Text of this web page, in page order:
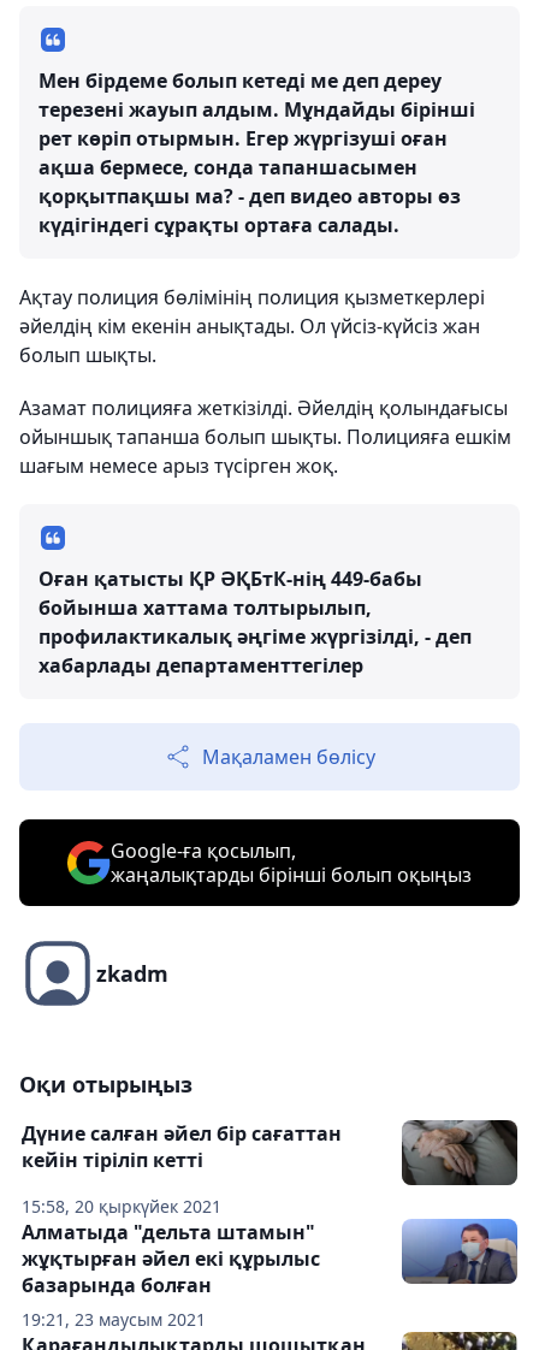
Мен бірдеме болып кетеді ме деп дереу
терезені жауып алдым. Мұндайды бірінші
рет көріп отырмын. Егер жүргізуші оған
ақша бермесе, сонда тапаншасымен
қорқытпақшы ма? - деп видео авторы өз
күдігіндегі сұрақты ортаға салады.
Ақтау полиция бөлімінің полиция қызметкерлері
әйелдің кім екенін анықтады. Ол үйсіз-күйсіз жан
болып шықты.
Азамат полицияға жеткізілді. Әйелдің қолындағысы
ойыншық тапанша болып шықты. Полицияға ешкім
шағым немесе арыз түсірген жоқ.
Оған қатысты ҚР ӘҚБтК-нің 449-бабы
бойынша хаттама толтырылып,
профилактикалық әңгіме жүргізілді, - деп
хабарлады департаменттегілер
Мақаламен бөлісу
Google-ға қосылып,
жаңалықтарды бірінші болып оқыңыз
zkadm
Оқи отырыңыз
15:58, 20 қыркүйек 2021
Дүние салған әйел бір сағаттан
кейін тіріліп кетті
19:21, 23 маусым 2021
Алматыда "дельта штамын"
жұқтырған әйел екі құрылыс
базарында болған